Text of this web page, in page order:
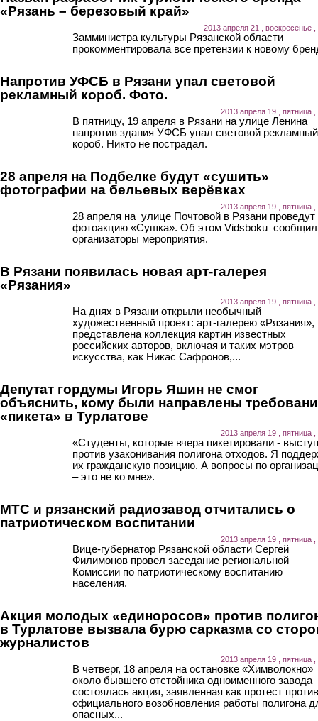
«Рязань – березовый край»
2013 апреля 21 , воскресенье ,
Замминистра культуры Рязанской области
прокомментировала все претензии к новому
Напротив УФСБ в Рязани упал световой
рекламный короб. Фото.
2013 апреля 19 , пятница ,
В пятницу, 19 апреля в Рязани на улице Ленина
напротив здания УФСБ упал световой рекламный
короб. Никто не пострадал.
28 апреля на Подбелке будут «сушить»
фотографии на бельевых верёвках
2013 апреля 19 , пятница ,
28 апреля на улице Почтовой в Рязани проведут
фотоакцию «Сушка». Об этом Vidsboku
организаторы мероприятия.
В Рязани появилась новая арт-галерея
«Рязания»
2013 апреля 19 , пятница ,
На днях в Рязани открыли необычный
художественный проект: арт-галерею «Рязания»,
представлена коллекция картин известных
российских авторов, включая и таких мэтров
искусства, как Никас Сафронов,...
Депутат гордумы Игорь Яшин не смог
объяснить, кому были направлены
«пикета» в Турлатове
2013 апреля 19 , пятница ,
«Студенты, которые вчера пикетировали -
против узаконивания полигона отходов. Я
их гражданскую позицию. А вопросы по
– это не ко мне».
МТС и рязанский радиозавод отчитались о
патриотическом воспитании
2013 апреля 19 , пятница ,
Вице-губернатор Рязанской области Сергей
Филимонов провел заседание региональной
Комиссии по патриотическому воспитанию
населения.
Акция молодых «единоросов» против
в Турлатове вызвала бурю сарказма со
журналистов
2013 апреля 19 , пятница ,
В четверг, 18 апреля на остановке «Химволокно»
около бывшего отстойника одноименного завода
состоялась акция, заявленная как протест против
официального возобновления работы полигона
опасных...